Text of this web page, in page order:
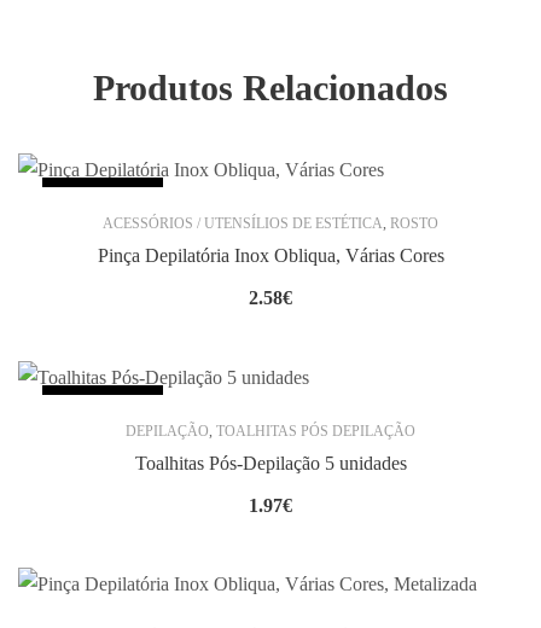
Produtos Relacionados
SEM STOCK
ACESSÓRIOS / UTENSÍLIOS DE ESTÉTICA, ROSTO
Pinça Depilatória Inox Obliqua, Várias Cores
2.58€
SEM STOCK
DEPILAÇÃO TOALHITAS PÓS DEPILAÇÃO
Toalhitas Pós-Depilação 5 unidades
1.97€